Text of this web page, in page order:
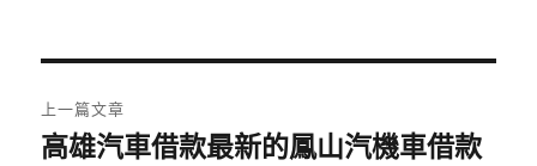
章
上一篇文章
上
高雄汽車借款最新的鳳山汽機車借款